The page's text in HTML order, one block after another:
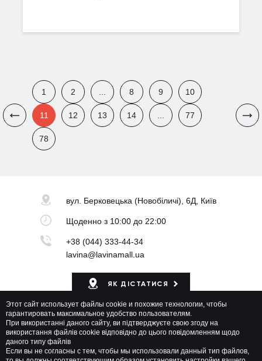
1 2 8 9 10
11 12 13 14 77
78
вул. Берковецька (Новобіличі), 6Д, Київ
Щоденноз 10:00 до 22:00
+38 (044) 333-44-34
lavina@lavinamall.ua
ЯК ДІСТАТИСЯ
Мапа ТРЦ
Этот сайт использует файлы cookie и похожие технологии, чтобы
гарантировать максимальное удобство пользователям.
При використанні даного сайту, ви підтверджуєте свою згоду на
використання файлів cookie відповідно до цього повідомленням щодо
даного типу файлів
Если вы не согласны с тем, чтобы мы использовали данный тип файлов,